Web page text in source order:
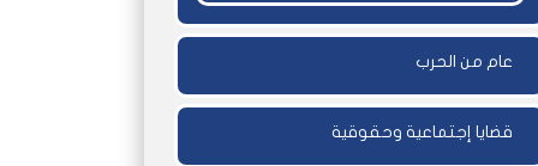
عام من الحرب
قضايا إجتماعية وحقوقية